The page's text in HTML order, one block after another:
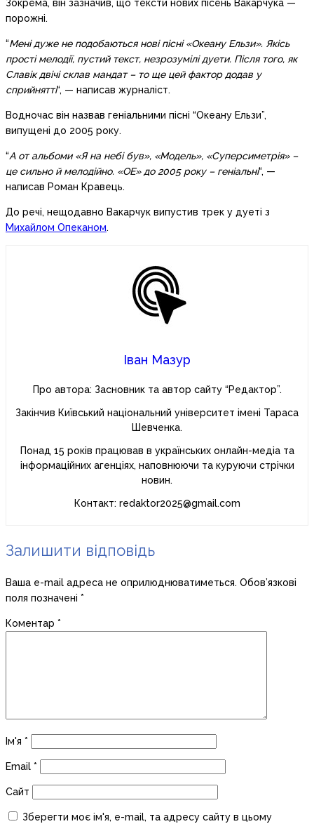
Зокрема, він зазначив, що тексти нових пісень Вакарчука —
порожні.
“Мені дуже не подобаються нові пісні «Океану Ельзи». Якісь
прості мелодії, пустий текст, незрозумілі дуети. Після того, як
Славік двічі склав мандат – то ще цей фактор додав у
сприйнятті“, — написав журналіст.
Водночас він назвав геніальними пісні “Океану Ельзи”,
випущені до 2005 року.
“А от альбоми «Я на небі був», «Модель», «Суперсиметрія» –
це сильно й мелодійно. «ОЕ» до 2005 року – геніальні“, —
написав Роман Кравець.
До речі, нещодавно Вакарчук випустив трек у дуеті з
Михайлом Опеканом.
Іван Мазур
Про автора: Засновник та автор сайту “Редактор”.
Закінчив Київський національний університет імені Тараса
Шевченка.
Понад 15 років працював в українських онлайн-медіа та
інформаційних агенціях, наповнюючи та куруючи стрічки
новин.
Контакт: redaktor2025@gmail.com
Залишити відповідь
Ваша e-mail адреса не оприлюднюватиметься. Обов’язкові
поля позначені *
Коментар *
Ім'я *
Email *
Сайт
Зберегти моє ім'я, e-mail, та адресу сайту в цьому